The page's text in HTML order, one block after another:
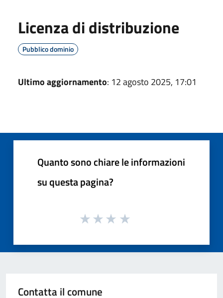
Licenza di distribuzione
Pubblico dominio
Ultimo aggiornamento: 12 agosto 2025, 17:01
Quanto sono chiare le informazioni
su questa pagina?
Contatta il comune